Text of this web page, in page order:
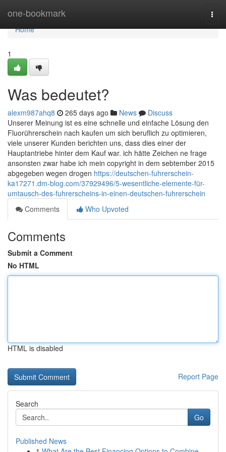
one-bookmark
Home
Home
1
Was bedeutet?
alexm987ahq8 265 days ago News
Discuss
Unserer Meinung ist es eine schnelle und einfache Lösung den
Fluorührerschein nach kaufen um sich beruflich zu optimieren,
viele unserer Kunden berichten uns, dass dies einer der
Hauptantriebe hinter dem Kauf war. ich hätte Zeichen ne frage
ansonsten zwar habe ich mein copyright in dem sebtember 2015
abgegeben wegen drogen https://deutschen-fuhrerschein-
ka17271.dm-blog.com/37929496/5-wesentliche-elemente-für-
umtausch-des-fuhrerscheins-in-einen-deutschen-fuhrerschein
Comments
Who Upvoted
Comments
Submit a Comment
No HTML
HTML is disabled
Report Page
Search
Go
Published News